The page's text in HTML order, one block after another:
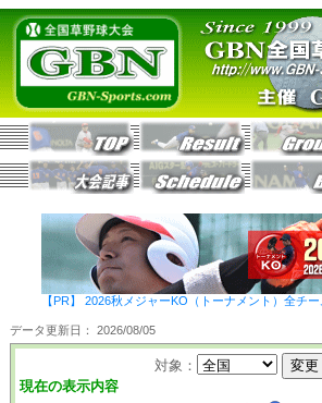
【PR】 2026秋メジャーKO（トーナメント）全チ
データ更新日： 2026/08/05
現在の表示内容
対象：